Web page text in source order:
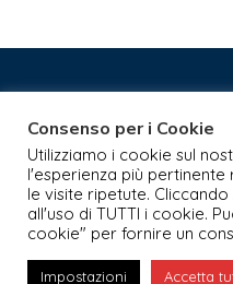
Novajo, il futuro della
Creative Commons
opere derivate 2.5
Informativa sulla privacy-
Consenso per i Cookie
Utilizziamo i cookie sul
l'esperienza più
le visite ripetute.
all'uso di TUTTI i cookie.
cookie" per fornire un
Impostazioni Accetta